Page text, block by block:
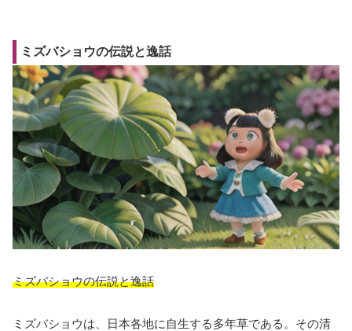
ミズバショウの伝説と逸話
ミズバショウの伝説と逸話
ミズバショウは、日本各地に自生する多年草である。その清